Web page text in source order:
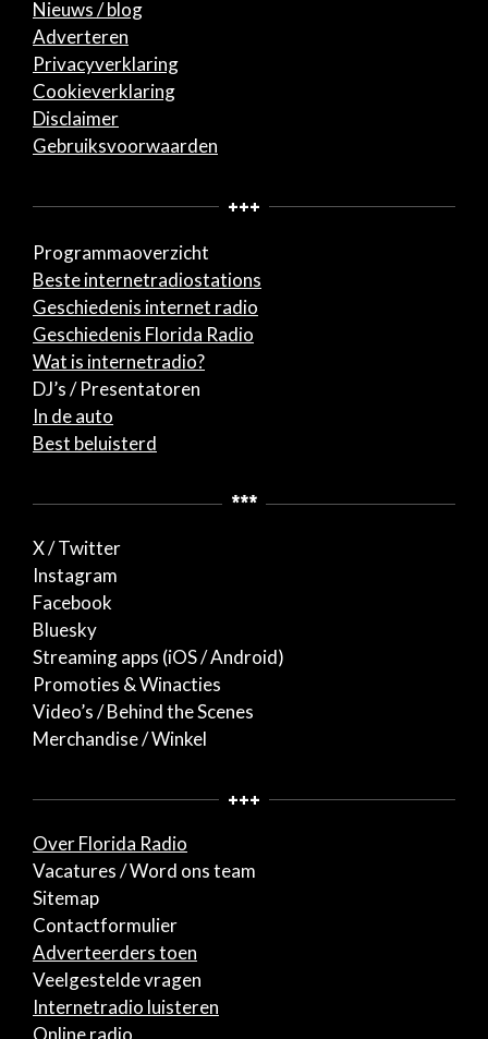
Nieuws / blog
Adverteren
Privacyverklaring
Cookieverklaring
Disclaimer
Gebruiksvoorwaarden
+++
Programmaoverzicht
Beste internetradiostations
Geschiedenis internet radio
Geschiedenis Florida Radio
Wat is internetradio?
DJ’s / Presentatoren
In de auto
Best beluisterd
***
X / Twitter
Instagram
Facebook
Bluesky
Streaming apps (iOS / Android)
Promoties & Winacties
Video’s / Behind the Scenes
Merchandise / Winkel
+++
Over Florida Radio
Vacatures / Word ons team
Sitemap
Contactformulier
Adverteerders toen
Veelgestelde vragen
Internetradio luisteren
Online radio